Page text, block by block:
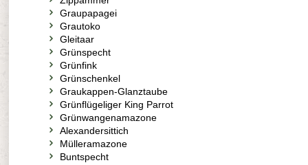
Graupapagei
Grautoko
Gleitaar
Grünspecht
Grünfink
Grünschenkel
Graukappen-Glanztaube
Grünflügeliger King Parrot
Grünwangenamazone
Alexandersittich
Mülleramazone
Buntspecht